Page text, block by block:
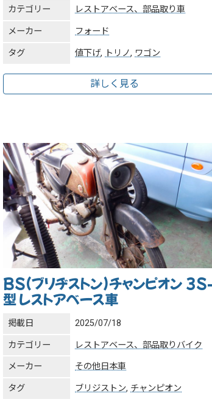
カテゴリー レストアベース、部品取り車
メーカー フォード
タグ 値下げ, トリノ, ワゴン
詳しく見る
BS(ブリヂストン)チャンピオン
型 レストアベース車
掲載日 2025/07/18
カテゴリー レストアベース、部品取りバイク
メーカー その他日本車
タグ ブリジストン, チャンピオン